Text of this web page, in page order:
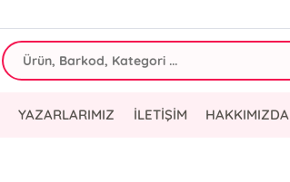
YAZARLARIMIZ İLETİŞİM HAKKIMIZDA